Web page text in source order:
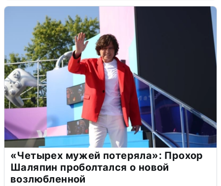
«Четырех мужей потеряла»: Прохор
Шаляпин проболтался о новой
возлюбленной